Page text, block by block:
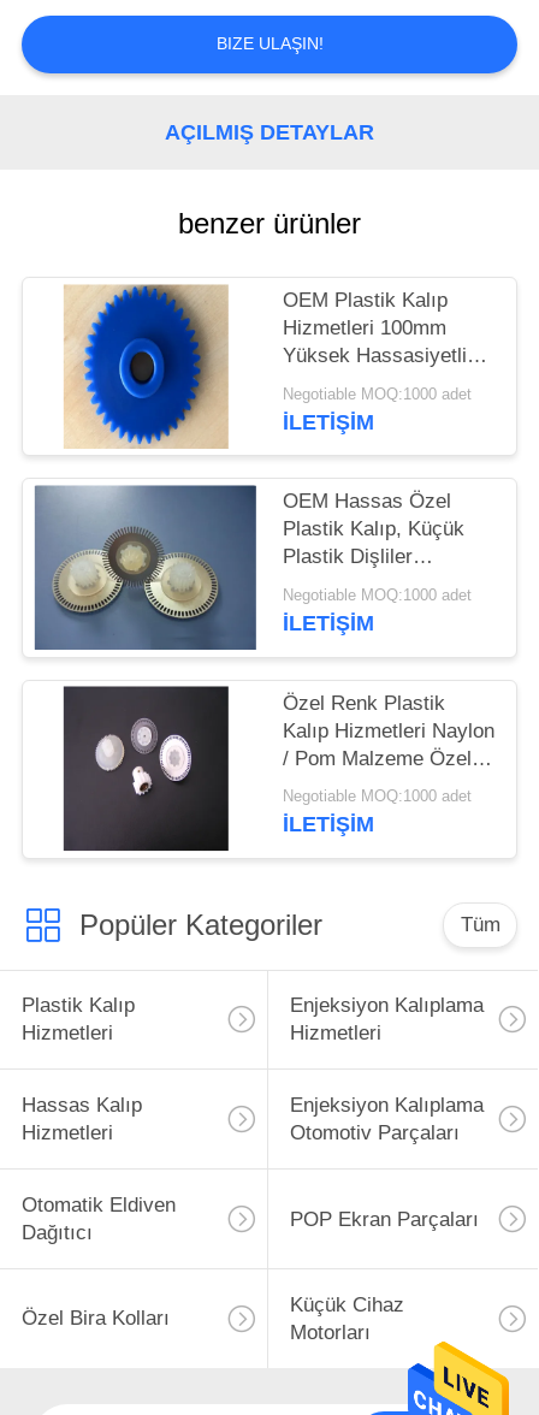
TEKLIF
ISTEĞI
BIZE ULAŞIN!
AÇILMIŞ DETAYLAR
benzer ürünler
OEM Plastik Kalıp
Hizmetleri 100mm
Yüksek Hassasiyetli
POM Dişli Kalıp
Tasarımı
Negotiable MOQ:1000 adet
İLETİŞİM
OEM Hassas Özel
Plastik Kalıp, Küçük
Plastik Dişliler
Genişliği 25mm
Negotiable MOQ:1000 adet
İLETİŞİM
Özel Renk Plastik
Kalıp Hizmetleri Naylon
/ Pom Malzeme Özel
Renk
Negotiable MOQ:1000 adet
İLETİŞİM
Popüler Kategoriler Tüm
Plastik Kalıp
Hizmetleri
Enjeksiyon Kalıplama
Hizmetleri
Hassas Kalıp
Hizmetleri
Enjeksiyon Kalıplama
Otomotiv Parçaları
Otomatik Eldiven
Dağıtıcı
POP Ekran Parçaları
Özel Bira Kolları
Küçük Cihaz
Motorları